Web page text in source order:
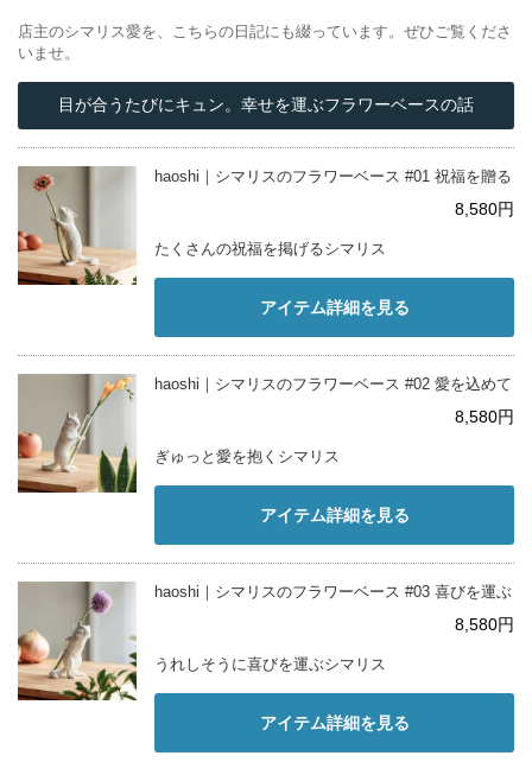
店主のシマリス愛を、こちらの日記にも綴っています。ぜひご覧くださ
いませ。
目が合うたびにキュン。幸せを運ぶフラワーベースの話
haoshi｜シマリスのフラワーベース #01 祝福を贈る
8,580円
たくさんの祝福を掲げるシマリス
アイテム詳細を見る
haoshi｜シマリスのフラワーベース #02 愛を込めて
8,580円
ぎゅっと愛を抱くシマリス
アイテム詳細を見る
haoshi｜シマリスのフラワーベース #03 喜びを運ぶ
8,580円
うれしそうに喜びを運ぶシマリス
アイテム詳細を見る